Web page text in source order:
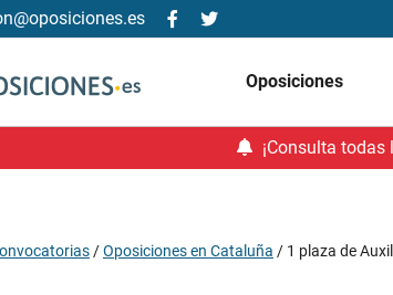
Oposiciones
¡Consulta
/Oposiciones en Cataluña / 1 plaza de